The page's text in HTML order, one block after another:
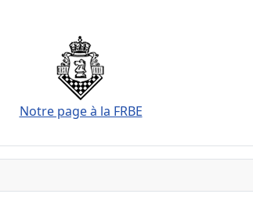
Notre page à la FRBE